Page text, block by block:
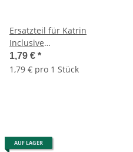
Ersatzteil für Katrin
Inclusive
Handtuchrollenspender
Spiral-Feder 8x45 mm ( links
1,79 € *
1,79 € pro 1 Stück
AUF LAGER